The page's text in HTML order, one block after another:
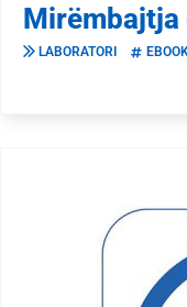
Mirëmbajtja
LABORATORI